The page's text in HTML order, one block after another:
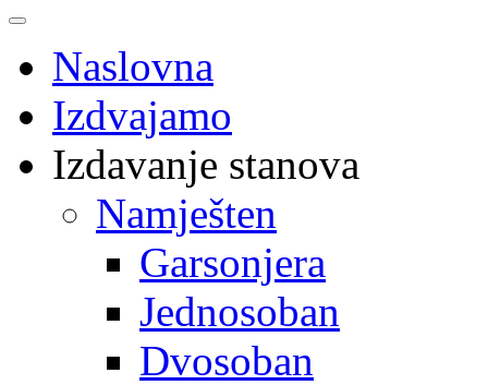
Naslovna
Izdvajamo
Izdavanje stanova
Namješten
Garsonjera
Jednosoban
Dvosoban